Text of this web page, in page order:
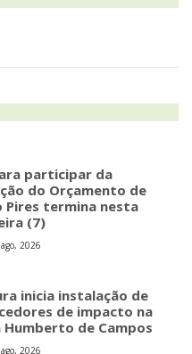
participar da
do Orçamento de
Pires termina nesta
(7)
2026
inicia instalação de
de impacto na
Humberto de Campos
2026